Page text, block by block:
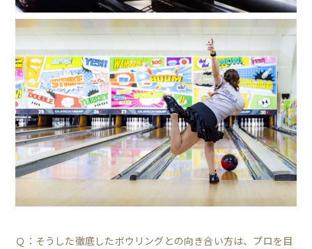
Ｑ：そうした徹底したボウリングとの向き合い方は、プロを目